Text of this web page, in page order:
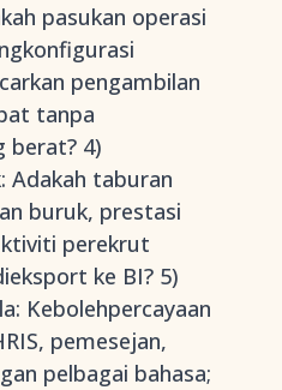
pasukan operasi
pengambilan
tanpa
berat? 4)
Adakah taburan
buruk, prestasi
perekrut
ke BI? 5)
Kebolehpercayaan
pemesejan,
pelbagai bahasa;